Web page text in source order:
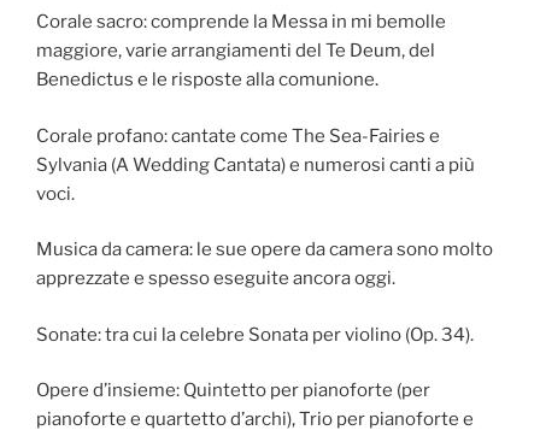
Corale sacro: comprende la Messa in mi bemolle
maggiore, varie arrangiamenti del Te Deum, del
Benedictus e le risposte alla comunione.
Corale profano: cantate come The Sea-Fairies e
Sylvania (A Wedding Cantata) e numerosi canti a più
voci.
Musica da camera: le sue opere da camera sono molto
apprezzate e spesso eseguite ancora oggi.
Sonate: tra cui la celebre Sonata per violino (Op. 34).
Opere d’insieme: Quintetto per pianoforte (per
pianoforte e quartetto d’archi), Trio per pianoforte e